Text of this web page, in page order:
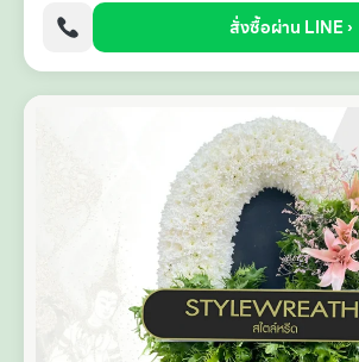
สั่งซื้อผ่าน LINE ›